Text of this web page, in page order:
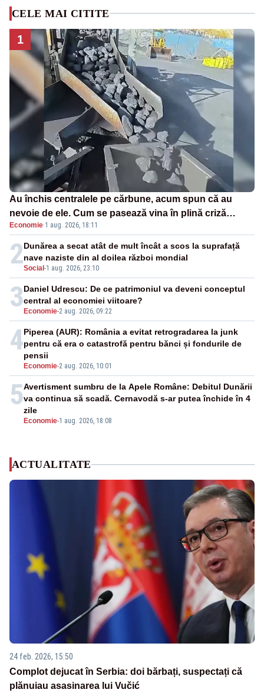
CELE MAI CITITE
1
Au închis centralele pe cărbune, acum spun că au
nevoie de ele. Cum se pasează vina în plină criză
energetică
Economie·1 aug. 2026, 18:11
2Social -1 aug. 2026, 23:10
Dunărea a secat atât de mult încât a scos la suprafață
nave naziste din al doilea război mondial
3 Economie-2 aug. 2026, 09:22
Daniel Udrescu: De ce patrimoniul va deveni conceptul
central al economiei viitoare?
4
Economie-2 aug. 2026, 10:01
Piperea (AUR): România a evitat retrogradarea la junk
pentru că era o catastrofă pentru bănci și fondurile de
pensii
5
Economie-1 aug. 2026, 18:08
Avertisment sumbru de la Apele Române: Debitul Dunării
va continua să scadă. Cernavodă s-ar putea închide în 4
zile
ACTUALITATE
24 feb. 2026, 15:50
Complot dejucat în Serbia: doi bărbați, suspectați că
plănuiau asasinarea lui Vučić